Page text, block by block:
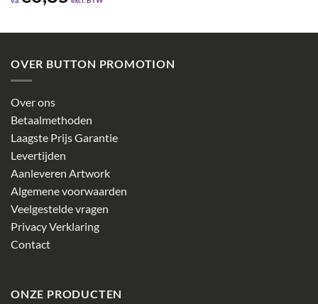
OVER BUTTON PROMOTION
Over ons
Betaalmethoden
Laagste Prijs Garantie
Levertijden
Aanleveren Artwork
Algemene voorwaarden
Veelgestelde vragen
Privacy Verklaring
Contact
ONZE PRODUCTEN